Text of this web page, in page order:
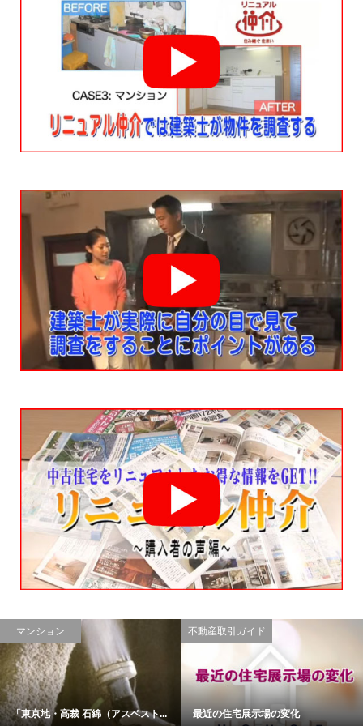
マンション
「東京地・高裁 石綿（アスベスト...
不動産取引ガイド
最近の住宅展示場の変化